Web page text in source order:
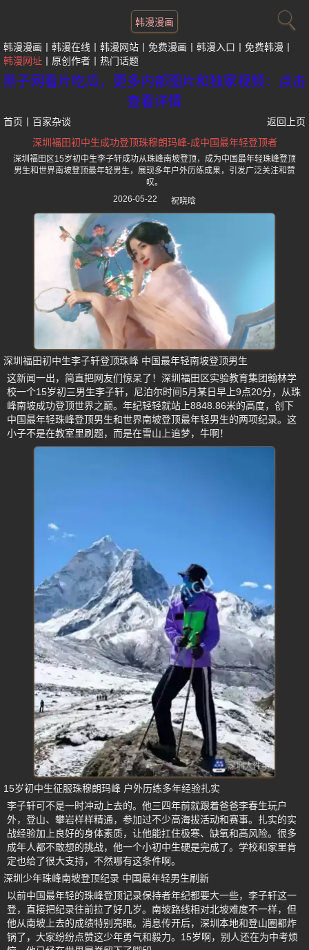
韩漫漫画
韩漫漫画 韩漫在线 韩漫网站 免费漫画 韩漫入口
免费韩漫
韩漫网址
原创作者 热门话题
黑子网看片吃瓜，更多内部图片和独家视频：点击
查看详情
首页 百家杂谈
返回上页
深圳福田初中生成功登顶珠穆朗玛峰-成中国最年轻登顶者
深圳福田区15岁初中生李子轩成功从珠峰南坡登顶，成为中国最年轻珠峰登顶
男生和世界南坡登顶最年轻男生，展现多年户外历练成果，引发广泛关注和赞
叹。
2026-05-22
祝晓晗
深圳福田初中生李子轩登顶珠峰 中国最年轻南坡登顶男生
这新闻一出，简直把网友们惊呆了！深圳福田区实验教育集团翰林学
校一个15岁初三男生李子轩，尼泊尔时间5月某日早上9点20分，从珠
峰南坡成功登顶世界之巅。年纪轻轻就站上8848.86米的高度，创下
中国最年轻珠峰登顶男生和世界南坡登顶最年轻男生的两项纪录。这
小子不是在教室里刷题，而是在雪山上追梦，牛啊！
15岁初中生征服珠穆朗玛峰 户外历练多年经验扎实
李子轩可不是一时冲动上去的。他三四年前就跟着爸爸李春生玩户
外，登山、攀岩样样精通，参加过不少高海拔活动和赛事。扎实的实
战经验加上良好的身体素质，让他能扛住极寒、缺氧和高风险。很多
成年人都不敢想的挑战，他一个小初中生硬是完成了。学校和家里肯
定也给了很大支持，不然哪有这条件啊。
深圳少年珠峰南坡登顶纪录 中国最年轻男生刷新
以前中国最年轻的珠峰登顶记录保持者年纪都要大一些，李子轩这一
登，直接把纪录往前拉了好几岁。南坡路线相对北坡难度不一样，但
他从南坡上去的成绩特别亮眼。消息传开后，深圳本地和登山圈都炸
锅了，大家纷纷点赞这少年勇气和毅力。15岁啊，别人还在为中考烦